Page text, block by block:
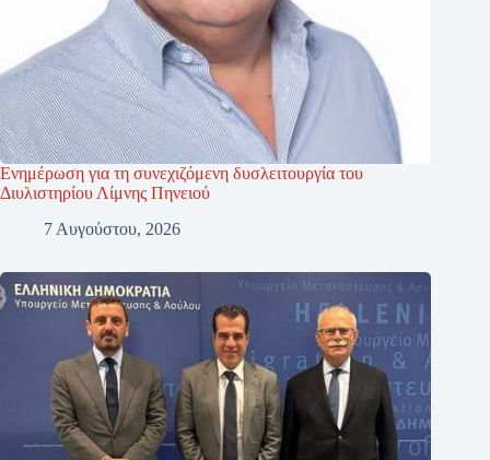
Ενημέρωση για τη συνεχιζόμενη δυσλειτουργία του
Διυλιστηρίου Λίμνης Πηνειού
7 Αυγούστου, 2026